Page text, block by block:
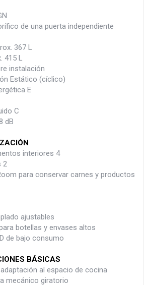
de una puerta independiente
367 L
415 L
instalación
Estático (cíclico)
E
C
dB
interiores 4
2
para conservar carnes y productos
ajustables
botellas y envases altos
de bajo consumo
BÁSICAS
al espacio de cocina
mecánico giratorio